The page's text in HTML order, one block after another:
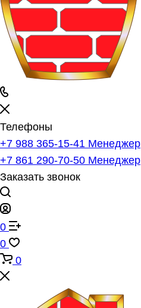
Телефоны
+7 988 365-15-41 Менеджер
+7 861 290-70-50 Менеджер
Заказать звонок
0
0
0